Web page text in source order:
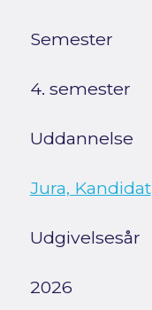
Semester
4. semester
Uddannelse
Jura, Kandidat
Udgivelsesår
2026